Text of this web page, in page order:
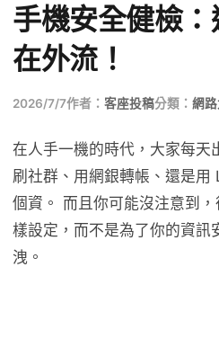
手機安全健檢
在外流！
2026/7/7作者： 客座投稿分類： 網
在人手一機的時代，大家每天
刷社群、用網銀轉帳、還是用
個資。 而且你可能沒注意到
樣設定，而不是為了你的資訊
洩。